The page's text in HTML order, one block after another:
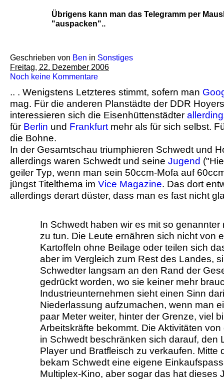
Übrigens kann man das Telegramm per
"auspacken"..
Geschrieben von Ben in Sonstiges
Freitag, 22. Dezember 2006
Noch keine Kommentare
.. . Wenigstens Letzteres stimmt, sofern man
mag. Für die anderen Planstädte der DDR
interessieren sich die Eisenhüttenstädter
für Berlin und Frankfurt mehr als für sich selbst.
die Bohne.
In der Gesamtschau triumphieren Schwedt und
allerdings waren Schwedt und seine Jugend
geiler Typ, wenn man sein 50ccm-Mofa auf
jüngst Titelthema im Vice Magazine. Das dort
allerdings derart düster, dass man es fast nicht
In Schwedt haben wir es mit so genannter
zu tun. Die Leute ernähren sich nicht von
Kartoffeln ohne Beilage oder teilen sich
aber im Vergleich zum Rest des Landes,
Schwedter langsam an den Rand der
gedrückt worden, wo sie keiner mehr
Industrieunternehmen sieht einen Sinn
Niederlassung aufzumachen, wenn man
paar Meter weiter, hinter der Grenze, viel
Arbeitskräfte bekommt. Die Aktivitäten
in Schwedt beschränken sich darauf, den
Player und Bratfleisch zu verkaufen. Mitte
bekam Schwedt eine eigene
Multiplex-Kino, aber sogar das hat dieses